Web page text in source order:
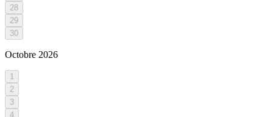
28
29
30
Octobre 2026
1
2
3
4